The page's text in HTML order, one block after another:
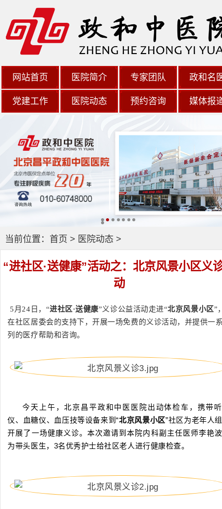
网站首页 医院简介 专家团队 政和名
党建工作 医院动态 预约咨询 媒体报
当前位置： 首页 > 医院动态>
“进社区·送健康”活动之：北京风景小区义
动
5月24日，“进社区·送健康”义诊公益活动走进“北京风景小区”
在社区居委会的支持下，开展一场免费的义诊活动，并提供一
列的医疗帮助和咨询。
今天上午，北京昌平政和中医医院出动体检车，携带
仪、血糖仪、血压技等设备来到“北京风景小区”社区为老年人
开展了一场健康义诊。本次邀请到本院内科副主任医师李艳
为带头医生，3名优秀护士给社区老人进行健康检查。